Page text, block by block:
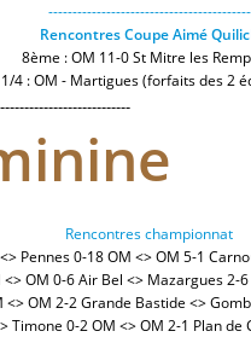
------------------------------------------
Rencontres Coupe Aimé
8ème : OM 11-0 St Mitre les
1/4 : OM - Martigues (forfaits des 2
Rencontres championnat
Pennes 0-18 OM <> OM 5-1
OM 0-6 Air Bel <> Mazargues 2-
OM 2-2 Grande Bastide <>
Timone 0-2 OM <> OM 2-1 Plan de